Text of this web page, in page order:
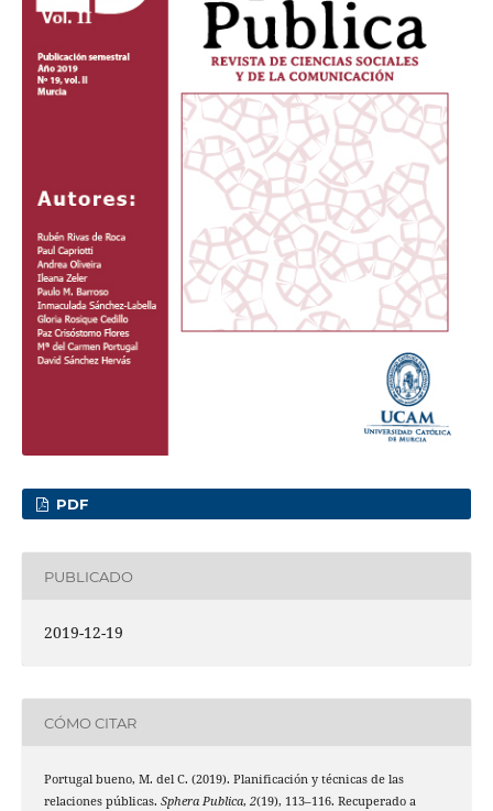
PDF
PUBLICADO
2019-12-19
CÓMO CITAR
Portugal bueno, M. del C. (2019). Planificación y técnicas de las
relaciones públicas. Sphera Publica, 2(19), 113–116. Recuperado a